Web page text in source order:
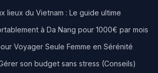
lieux du Vietnam : Le guide ultime
à Da Nang pour 1000€ par mois
Voyager Seule Femme en Sérénité
son budget sans stress (Conseils)